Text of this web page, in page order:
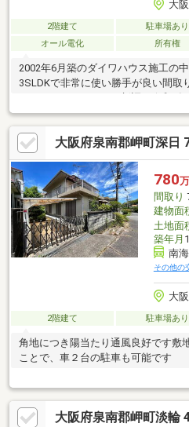
大
2階建て 駐車場あり
オール電化
所有権
2002年6月築のダイワハウス施工の
3SLDKで非常に使い勝手が良い間取
綺麗な状態です♪2Fからは海も見え
りと暮らしたい方は、ぜひ一度ご覧
♪********************※令和8年度固定
年、オール電化、キッチン、トイレ
壁張替え、ＬＤＫ壁張替え、階段壁
Ｆ2部屋一部クロス張替え等 カー
道負担あり※オール電化住宅
大阪府泉南郡岬町深日
780
間取り
建物面
土地面
築年月
南
その他の
大
2階建て 駐車場あり
角地につき陽当たり通風良好です敷
ことで、車２台の駐車も可能です
大阪府泉南郡岬町淡輪